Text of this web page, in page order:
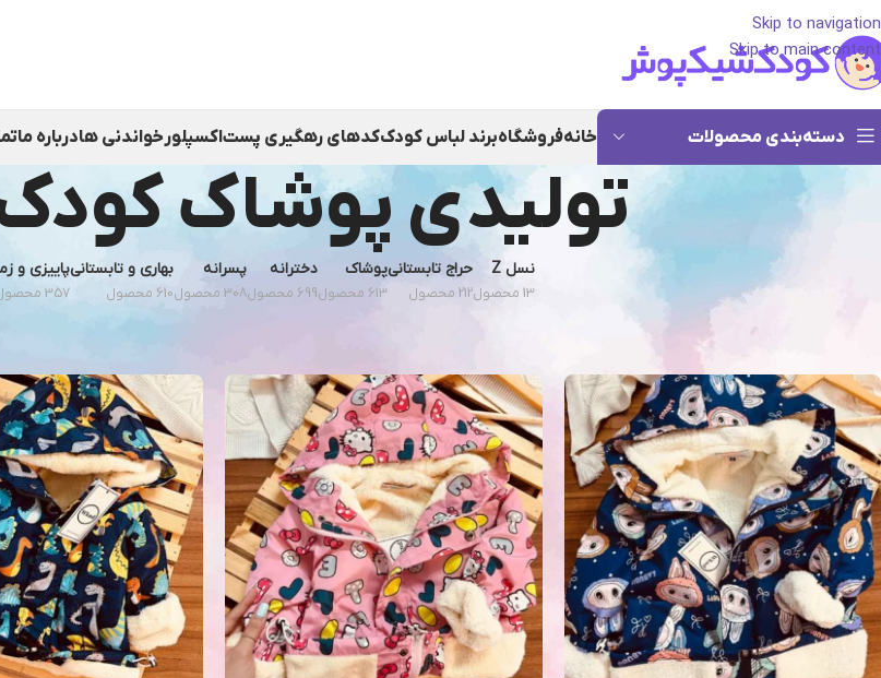
Skip to navigation
Skip to main content
دسته‌بندی محصولات خانهفروشگاهبرند لباس کودککدهای رهگیری پستاکسپلورخواندنی هادرباره ما
تولیدی پوشاک
نسل Z
13 محصول
حراج تابستانی
212 محصول
پوشاک
613 محصول
دخترانه
699 محصول
پسرانه
308 محصول
بهاری و تابستانی
610 محصول
پاییزی و
357 محصول